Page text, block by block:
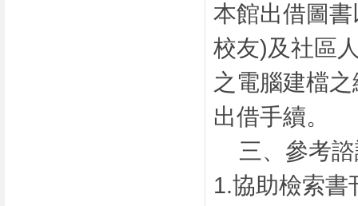
本館出借圖
校友)及社區
之電腦建檔
出借手續。
三、參考諮
1.協助檢索書